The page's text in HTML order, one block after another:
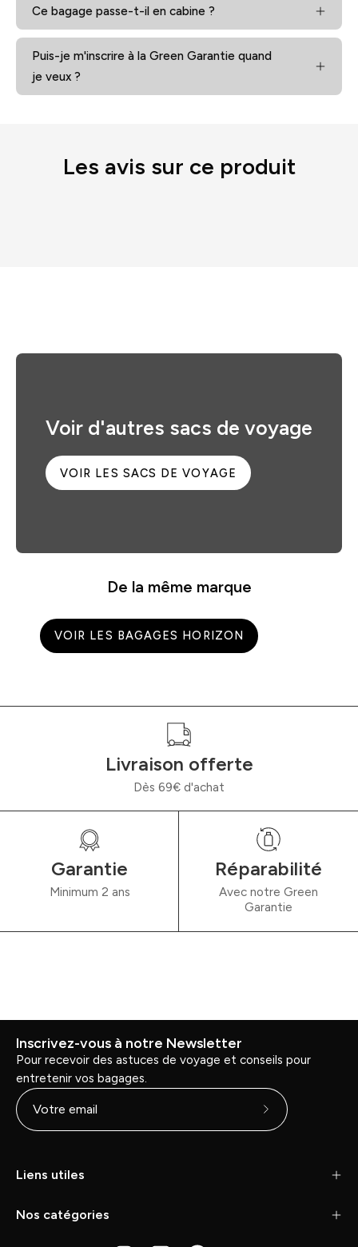
Ce bagage passe-t-il en cabine ?
Puis-je m'inscrire à la Green Garantie quand
je veux ?
Les avis sur ce produit
Voir d'autres sacs de voyage
VOIR LES SACS DE VOYAGE
De la même marque
VOIR LES BAGAGES HORIZON
Livraison offerte
Dès 69€ d'achat
Garantie
Minimum 2 ans
Réparabilité
Avec notre Green
Garantie
Inscrivez-vous à notre Newsletter
Pour recevoir des astuces de voyage et conseils pour
entretenir vos bagages.
Abonnez-
Liens utiles
Nos catégories